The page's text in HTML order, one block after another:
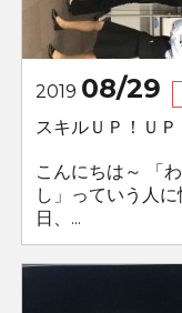
2019 08/29
スキルＵＰ！ＵＰ
こんにちは～ 「
し」っていう人
日、...